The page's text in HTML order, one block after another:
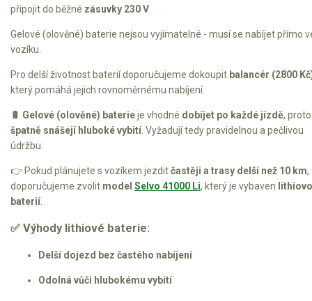
připojit do běžné zásuvky 230 V.
Gelové (olověné) baterie nejsou vyjímatelné - musí se nabíjet přímo
vozíku.
Pro delší životnost baterií doporučujeme dokoupit balancér (2800
který pomáhá jejich rovnoměrnému nabíjení.
🔋 Gelové (olověné) baterieje vhodné dobíjet po každé jízdě,
špatně snášejí hluboké vybití. Vyžadují tedy pravidelnou a pečlivou
údržbu.
👉 Pokud plánujete s vozíkem jezditčastěji a trasy delší než 10 km,
doporučujeme zvolit model Selvo 41000 Li, který je vybaven
baterií.
✅ Výhody lithiové baterie:
Delší dojezd bez častého nabíjení
Odolná vůči hlubokému vybití